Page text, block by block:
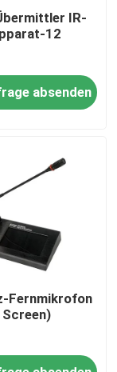
IR-
12
absenden
Fernmikrofon